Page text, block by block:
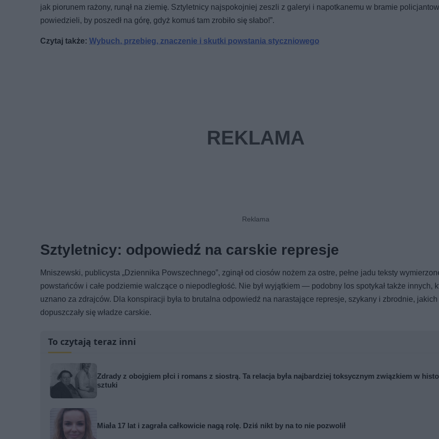
jak piorunem rażony, runął na ziemię. Sztyletnicy najspokojniej zeszli z galeryi i napotkanemu w bramie
powiedzieli, by poszedł na górę, gdyż komuś tam zrobiło się słabo!”.
Czytaj także: Wybuch, przebieg, znaczenie i skutki powstania styczniowego
Sztyletnicy: odpowiedź na carskie represje
Mniszewski, publicysta „Dziennika Powszechnego”, zginął od ciosów nożem za ostre, pełne jadu teksty
powstańców i całe podziemie walczące o niepodległość. Nie był wyjątkiem — podobny los spotykał także innych,
uznano za zdrajców. Dla konspiracji była to brutalna odpowiedź na narastające represje, szykany i zbrodnie, jakich
dopuszczały się władze carskie.
To czytają teraz inni
Zdrady z obojgiem płci i romans z siostrą. Ta relacja była najbardziej toksycznym związkiem w
sztuki
Miała 17 lat i zagrała całkowicie nagą rolę. Dziś nikt by na to nie pozwolił